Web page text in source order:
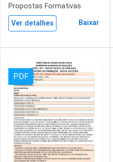
Propostas Formativas
Ver detalhes Baixar
PDF